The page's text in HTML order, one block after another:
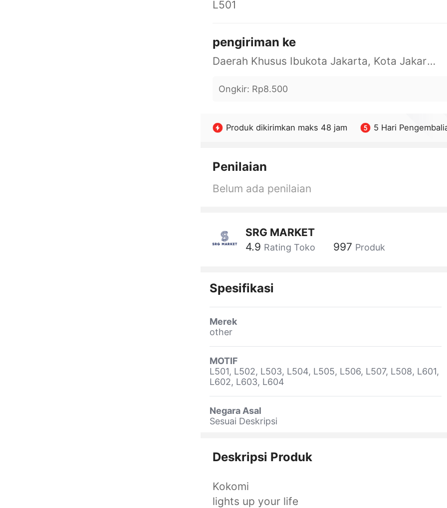
L501
pengiriman ke
Daerah Khusus Ibukota Jakarta, Kota Jakarta Barat, Cengkareng, yy
Ongkir: Rp8.500
Produk dikirimkan maks 48 jam 5 Hari
Penilaian
Belum ada penilaian
SRG MARKET
4.9 Rating Toko 997 Produk
Spesifikasi
Merek
other
MOTIF
L501, L502, L503, L504, L505, L506, L507, L508, L601,
L602, L603, L604
Negara Asal
Sesuai Deskripsi
Deskripsi Produk
Kokomi
lights up your life